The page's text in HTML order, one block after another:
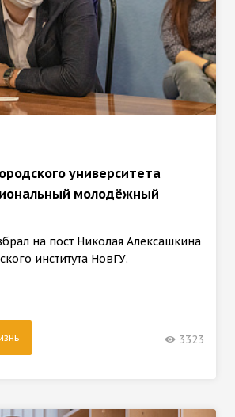
университета
молодёжный
на пост Николая Алексашкина
института НовГУ.
3323